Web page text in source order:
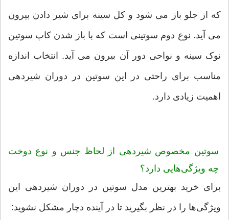
که از جلو باز می شود و کل سینه برای شیر دادن بیرون
می آید. نوع دوم سوتینی است که با باز شدن کاپ سوتین
نوک سینه و نواحی دور آن بیرون می آید. انتخاب اندازه
مناسب برای راحتی در این سوتین در دوران شیردهی
اهمیت زیادی دارد.
سوتین مخصوص شیردهی از لحاظ جنس و نوع دوخت
چه ویژگی‌هایی دارد؟
برای خرید بهترین مدل سوتین در دوران شیردهی این
ویژگی‌ها را در نظر بگیرید تا در آینده دچار مشکل نشوید: